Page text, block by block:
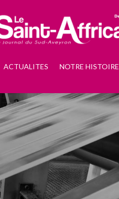
ACTUALITES NOTRE HISTOIRE